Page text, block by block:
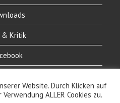
& Kritik
Website. Durch Klicken auf
ALLER Cookies zu.